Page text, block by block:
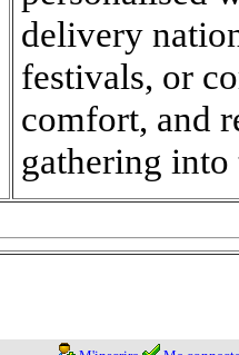
delivery
festivals, or
comfort, and
gathering